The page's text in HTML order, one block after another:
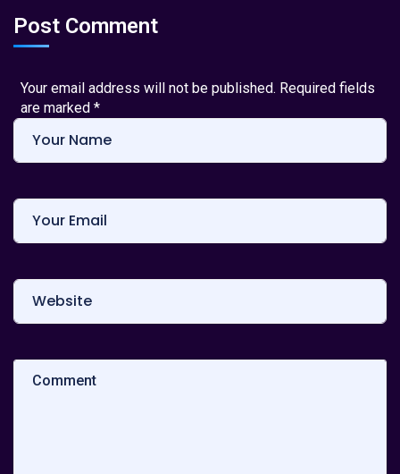
Post Comment
Your email address will not be published. Required fields
are marked *